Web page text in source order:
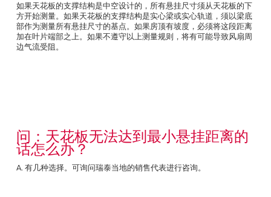
如果天花板的支撑结构是中空设计的，所有悬挂尺寸须从天花板的下
方开始测量。如果天花板的支撑结构是实心梁或实心轨道，须以梁底
部作为测量所有悬挂尺寸的基点。如果房顶有坡度，必须将这段距离
加在叶片端部之上。如果不遵守以上测量规则，将有可能导致风扇周
边气流受阻。
问：天花板无法达到最小悬挂距离的
话怎么办？
A. 有几种选择。可询问瑞泰当地的销售代表进行咨询。